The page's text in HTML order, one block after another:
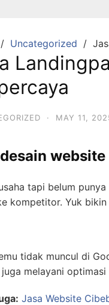
Uncategorized
· MAY 11,
tapi belum
kompetitor. Yuk
tidak muncul di
juga melayani
Jasa Website